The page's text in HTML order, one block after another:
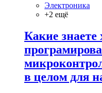
Электроника
+2 ещё
Какие
в целом для